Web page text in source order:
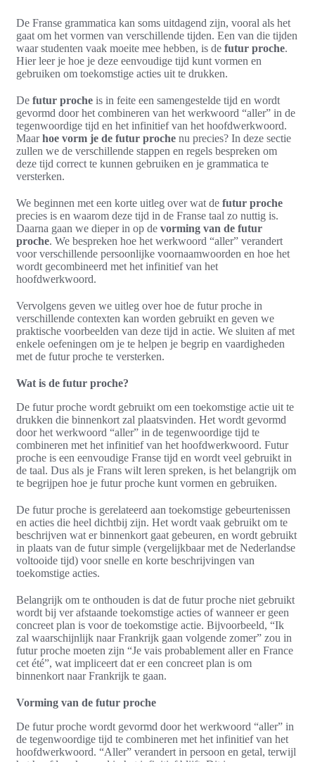
De Franse grammatica kan soms uitdagend zijn, vooral als het
gaat om het vormen van verschillende tijden. Een van die tijden
waar studenten vaak moeite mee hebben, is de futur proche.
Hier leer je hoe je deze eenvoudige tijd kunt vormen en
gebruiken om toekomstige acties uit te drukken.
De futur proche is in feite een samengestelde tijd en wordt
gevormd door het combineren van het werkwoord “aller” in de
tegenwoordige tijd en het infinitief van het hoofdwerkwoord.
Maarhoe vorm je de futur proche nu precies? In deze sectie
zullen we de verschillende stappen en regels bespreken om
deze tijd correct te kunnen gebruiken en je grammatica te
versterken.
We beginnen met een korte uitleg over wat de futur proche
precies is en waarom deze tijd in de Franse taal zo nuttig is.
Daarna gaan we dieper in op de vorming van de futur
proche. We bespreken hoe het werkwoord “aller” verandert
voor verschillende persoonlijke voornaamwoorden en hoe het
wordt gecombineerd met het infinitief van het
hoofdwerkwoord.
Vervolgens geven we uitleg over hoe de futur proche in
verschillende contexten kan worden gebruikt en geven we
praktische voorbeelden van deze tijd in actie. We sluiten af met
enkele oefeningen om je te helpen je begrip en vaardigheden
met de futur proche te versterken.
Wat is de futur proche?
De futur proche wordt gebruikt om een toekomstige actie uit te
drukken die binnenkort zal plaatsvinden. Het wordt gevormd
door het werkwoord “aller” in de tegenwoordige tijd te
combineren met het infinitief van het hoofdwerkwoord. Futur
proche is een eenvoudige Franse tijd en wordt veel gebruikt in
de taal. Dus als je Frans wilt leren spreken, is het belangrijk om
te begrijpen hoe je futur proche kunt vormen en gebruiken.
De futur proche is gerelateerd aan toekomstige gebeurtenissen
en acties die heel dichtbij zijn. Het wordt vaak gebruikt om te
beschrijven wat er binnenkort gaat gebeuren, en wordt gebruikt
in plaats van de futur simple (vergelijkbaar met de Nederlandse
voltooide tijd) voor snelle en korte beschrijvingen van
toekomstige acties.
Belangrijk om te onthouden is dat de futur proche niet gebruikt
wordt bij ver afstaande toekomstige acties of wanneer er geen
concreet plan is voor de toekomstige actie. Bijvoorbeeld, “Ik
zal waarschijnlijk naar Frankrijk gaan volgende zomer” zou in
futur proche moeten zijn “Je vais probablement aller en France
cet été”, wat impliceert dat er een concreet plan is om
binnenkort naar Frankrijk te gaan.
Vorming van de futur proche
De futur proche wordt gevormd door het werkwoord “aller” in
de tegenwoordige tijd te combineren met het infinitief van het
hoofdwerkwoord. “Aller” verandert in persoon en getal, terwijl